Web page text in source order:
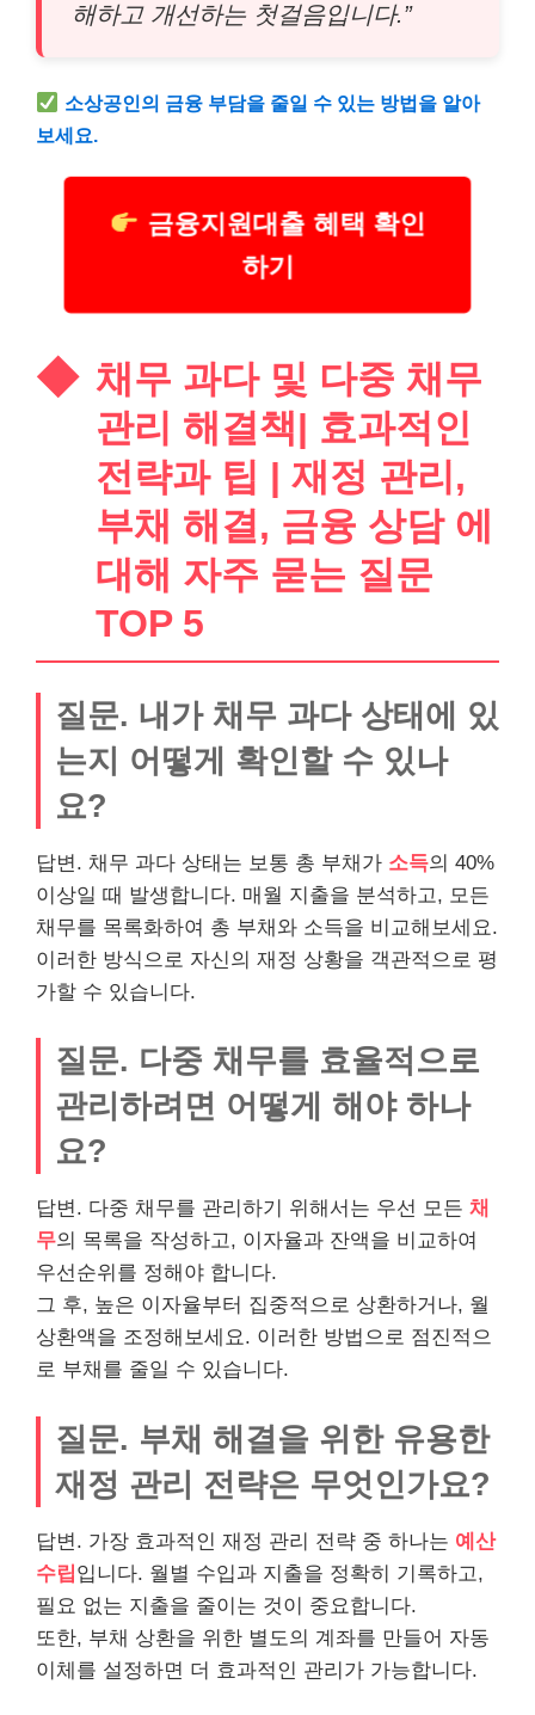
해하고 개선하는 첫걸음입니다.”
소상공인의 금융 부담을 줄일 수 있는 방법을 알아
보세요.
금융지원대출 혜택 확인
하기
채무 과다 및 다중 채무
관리 해결책| 효과적인
전략과 팁 | 재정 관리,
부채 해결, 금융 상담 에
대해 자주 묻는 질문
TOP 5
질문. 내가 채무 과다 상태에 있
는지 어떻게 확인할 수 있나
요?
답변. 채무 과다 상태는 보통 총 부채가 소득의 40%
이상일 때 발생합니다. 매월 지출을 분석하고, 모든
채무를 목록화하여 총 부채와 소득을 비교해보세요.
이러한 방식으로 자신의 재정 상황을 객관적으로 평
가할 수 있습니다.
질문. 다중 채무를 효율적으로
관리하려면 어떻게 해야 하나
요?
답변. 다중 채무를 관리하기 위해서는 우선 모든 채
무의 목록을 작성하고, 이자율과 잔액을 비교하여
우선순위를 정해야 합니다.
그 후, 높은 이자율부터 집중적으로 상환하거나, 월
상환액을 조정해보세요. 이러한 방법으로 점진적으
로 부채를 줄일 수 있습니다.
질문. 부채 해결을 위한 유용한
재정 관리 전략은 무엇인가요?
답변. 가장 효과적인 재정 관리 전략 중 하나는 예산
수립입니다. 월별 수입과 지출을 정확히 기록하고,
필요 없는 지출을 줄이는 것이 중요합니다.
또한, 부채 상환을 위한 별도의 계좌를 만들어 자동
이체를 설정하면 더 효과적인 관리가 가능합니다.